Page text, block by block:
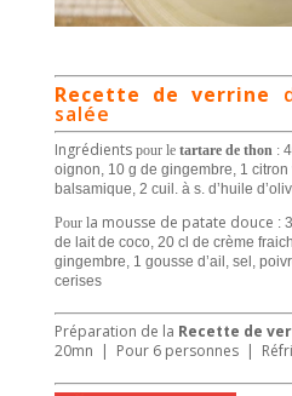
Recette de verrine
salée
Ingrédientspour letartare de thon :
oignon, 10 g de gingembre, 1
balsamique, 2 cuil. à s. d’huile
Pour la mousse de patate douce :
de lait de coco, 20 cl de crème
gingembre, 1 gousse d’ail, sel,
cerises
Préparation de la Recette de
20mn | Pour 6 personnes |